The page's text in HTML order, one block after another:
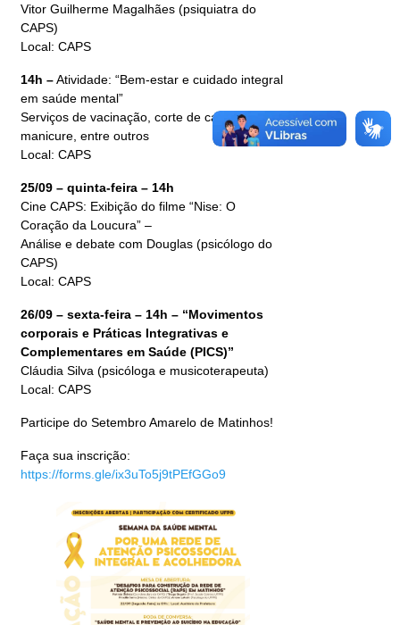
Vitor Guilherme Magalhães (psiquiatra do
CAPS)
Local: CAPS
14h –Atividade: “Bem-estar e cuidado integral
em saúde mental”
Serviços de vacinação, corte de cabelo,
manicure, entre outros
Local: CAPS
25/09 – quinta-feira – 14h
Cine CAPS: Exibição do filme “Nise: O
Coração da Loucura” –
Análise e debate com Douglas (psicólogo do
CAPS)
Local: CAPS
26/09 – sexta-feira – 14h – “Movimentos
corporais e Práticas Integrativas e
Complementares em Saúde (PICS)”
Cláudia Silva (psicóloga e musicoterapeuta)
Local: CAPS
Participe do Setembro Amarelo de Matinhos!
Faça sua inscrição:
https://forms.gle/ix3uTo5j9tPEfGGo9